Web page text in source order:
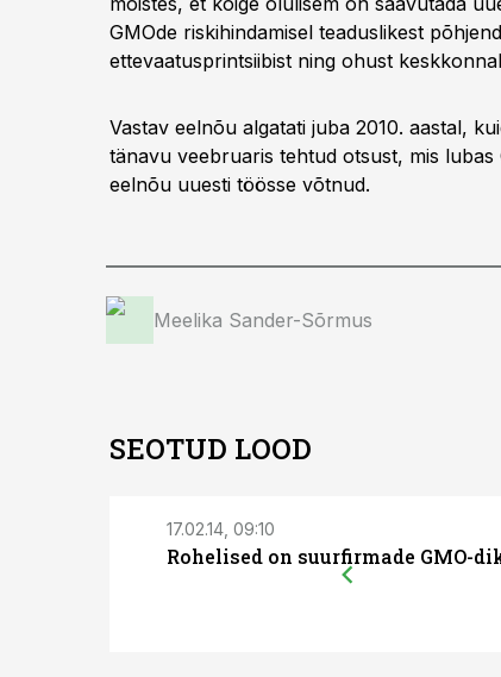
GMOde riskihindamisel teaduslikest
ettevaatusprintsiibist ning ohust
Vastav eelnõu algatati juba 2010. aastal,
tänavu veebruaris tehtud otsust, mis lubas
eelnõu uuesti töösse võtnud.
Meelika Sander-Sõrmus
SEOTUD LOOD
17.02.14, 09:10
Rohelised on suurfirmade GMO-